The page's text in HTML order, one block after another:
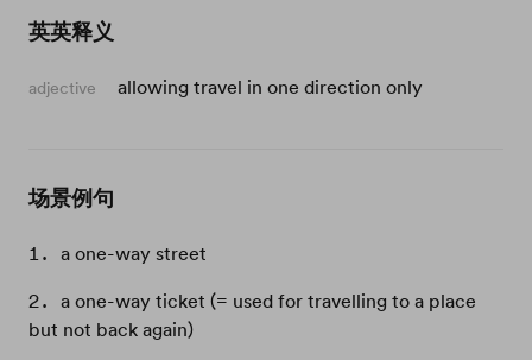
英英释义
adjective allowing travel in one direction only
场景例句
a one-way street
a one-way ticket (= used for travelling to a place
but not back again)